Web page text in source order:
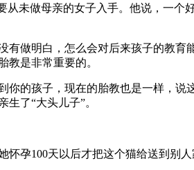
未做母亲的女子入手。他说，一个
做明白，怎么会对后来孩子的教育
教是非常重要的。
的孩子，现在的胎教也是一样，说
了“大头儿子”。
孕100天以后才把这个猫给送到别